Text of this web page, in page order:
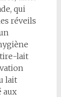
qui
réveils
tire-lait
lait
aux